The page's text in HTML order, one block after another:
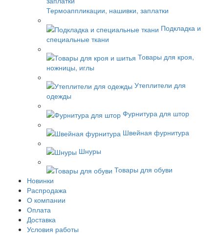
Термоаппликации, нашивки, заплатки
Подкладка и
специальные ткани
Товары для кроя,
ножницы, иглы
Утеплители для
одежды
Фурнитура для штор
Швейная фурнитура
Шнуры
Товары для обуви
Новинки
Распродажа
О компании
Оплата
Доставка
Условия работы